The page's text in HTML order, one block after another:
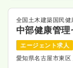
全国土木建築国民健
中部健康管理
エージェント求人
愛知県名古屋市東区